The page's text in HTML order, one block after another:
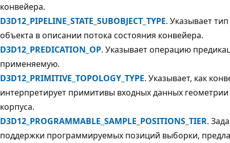
конвейера.
D3D12_PIPELINE_STATE_SUBOBJECT_TYPE. Указывает
объекта в описании потока состояния конвейера.
D3D12_PREDICATION_OP. Указывает операцию
применяемую.
D3D12_PRIMITIVE_TOPOLOGY_TYPE. Указывает, как
интерпретирует примитивы входных данных
корпуса.
D3D12_PROGRAMMABLE_SAMPLE_POSITIONS_TIER.
поддержки программируемых позиций выборки,